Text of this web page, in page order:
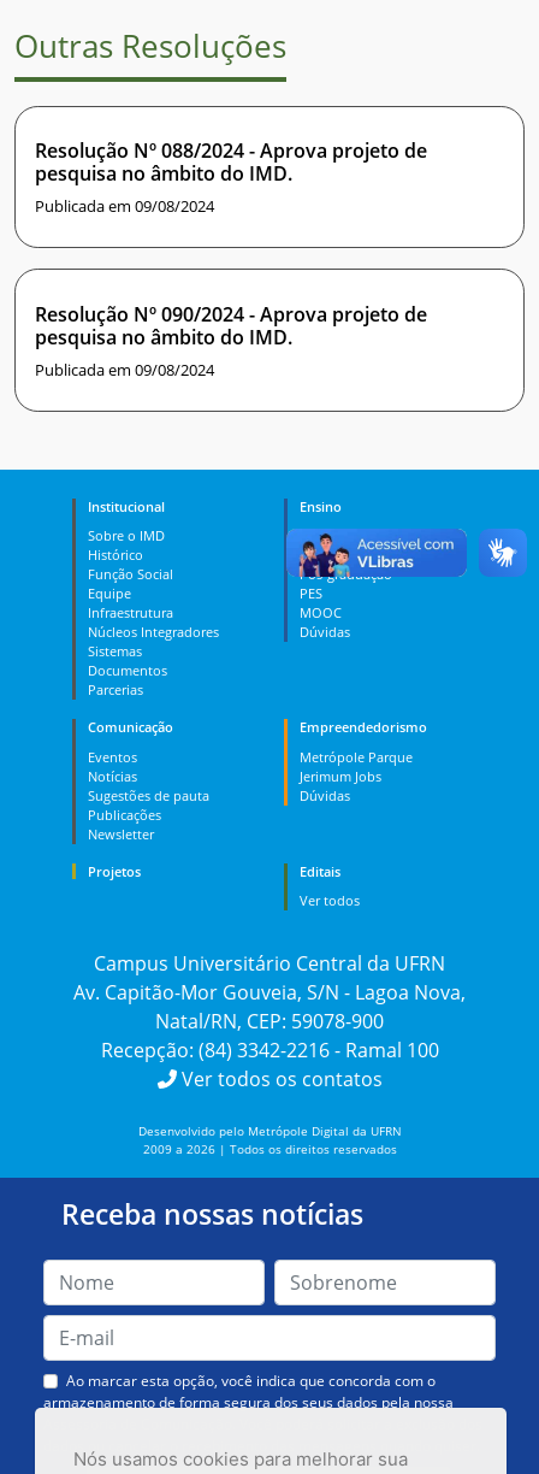
Nós usamos cookies para melhorar sua
Outras Resoluções
Resolução Nº 088/2024 - Aprova projeto de
pesquisa no âmbito do IMD.
Publicada em 09/08/2024
Resolução Nº 090/2024 - Aprova projeto de
pesquisa no âmbito do IMD.
Publicada em 09/08/2024
Institucional
Sobre o IMD
Histórico
Função Social
Equipe
Infraestrutura
Núcleos Integradores
Sistemas
Documentos
Parcerias
Ensino
Curso Técnico
Graduação
Pós-graduação
PES
MOOC
Dúvidas
Comunicação
Eventos
Notícias
Sugestões de pauta
Publicações
Newsletter
Empreendedorismo
Metrópole Parque
Jerimum Jobs
Dúvidas
Projetos
Editais
Ver todos
Campus Universitário Central da UFRN
Av. Capitão-Mor Gouveia, S/N - Lagoa Nova,
Natal/RN, CEP: 59078-900
Recepção: (84) 3342-2216 - Ramal 100
Ver todos os contatos
Desenvolvido pelo Metrópole Digital da UFRN
2009 a 2026 | Todos os direitos reservados
Receba nossas notícias
Ao marcar esta opção, você indica que concorda com o
armazenamento de forma segura dos seus dados pela nossa